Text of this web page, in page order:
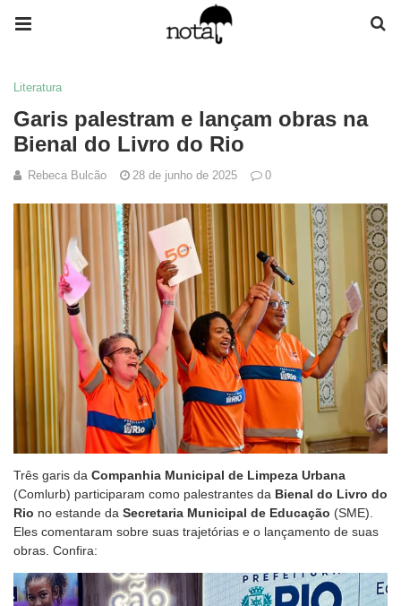
Literatura
Garis palestram e lançam obras na
Bienal do Livro do Rio
Rebeca Bulcão 28 de junho de 2025 0
Três garis da Companhia Municipal de Limpeza Urbana
(Comlurb) participaram como palestrantes da Bienal do Livro do
Rio no estande da Secretaria Municipal de Educação (SME).
Eles comentaram sobre suas trajetórias e o lançamento de suas
obras. Confira: